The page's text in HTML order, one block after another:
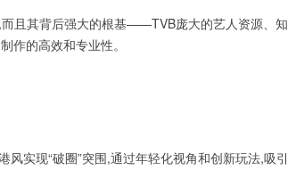
且其背后强大的根基——TVB庞大的艺人资源、知
作的高效和专业性。
实现“破圈”突围,通过年轻化视角和创新玩法,吸引